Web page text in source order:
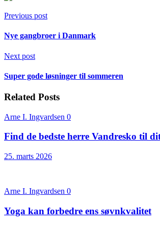
Previous post
Nye gangbroer i Danmark
Next post
Super gode løsninger til sommeren
Related Posts
Arne I. Ingvardsen 0
Find de bedste herre Vandresko til
25. marts 2026
Arne I. Ingvardsen 0
Yoga kan forbedre ens søvnkvalitet